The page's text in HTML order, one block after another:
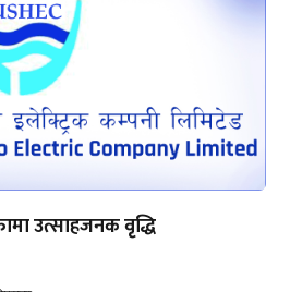
उत्साहजनक वृद्धि